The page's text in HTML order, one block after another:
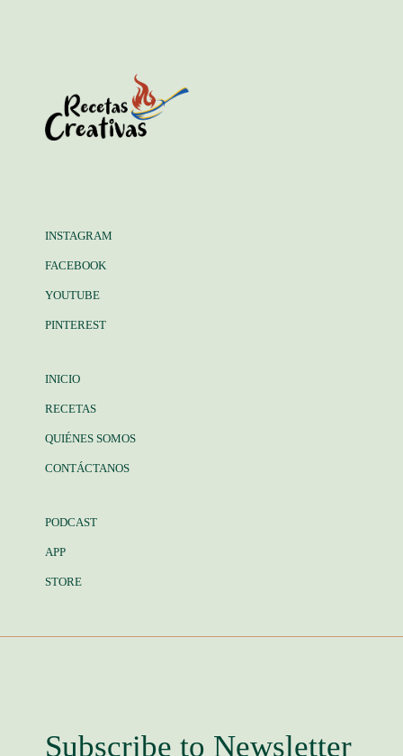
INSTAGRAM
FACEBOOK
YOUTUBE
PINTEREST
INICIO
RECETAS
QUIÉNES SOMOS
CONTÁCTANOS
PODCAST
APP
STORE
Subscribe to Newsletter